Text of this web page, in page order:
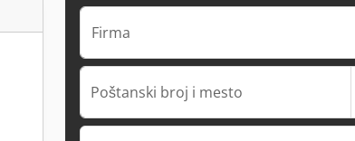
Firma
Poštanski broj i mesto